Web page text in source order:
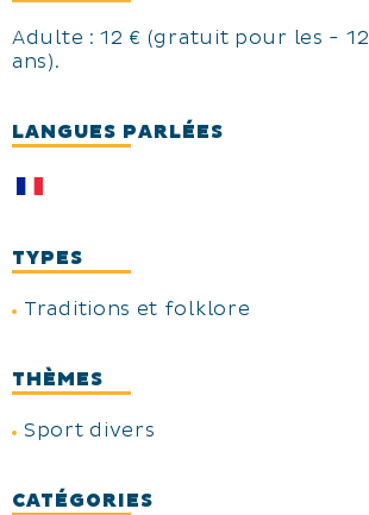
Adulte : 12 € (gratuit pour les - 12
ans).
LANGUES PARLÉES
TYPES
Traditions et folklore
THÈMES
Sport divers
CATÉGORIES